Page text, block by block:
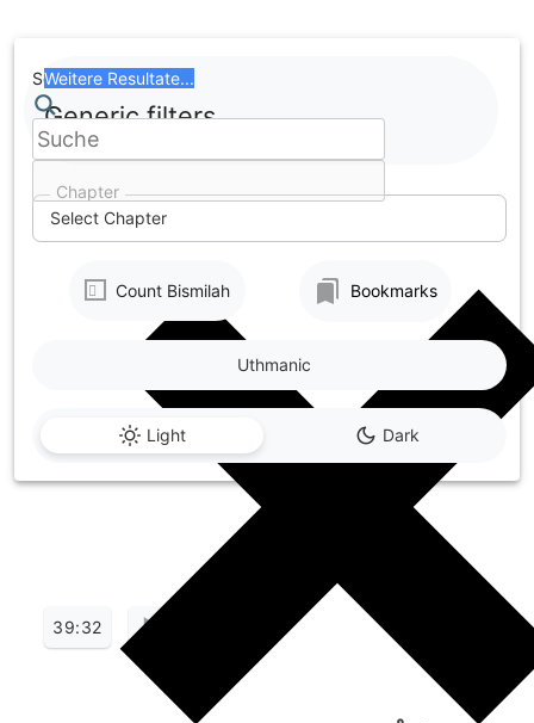
to
content
Chapter
Select Chapter
Search
Weitere Resultate...
Generic filters
Count Bismilah Bookmarks
Light Dark
Uthmanic
39:32